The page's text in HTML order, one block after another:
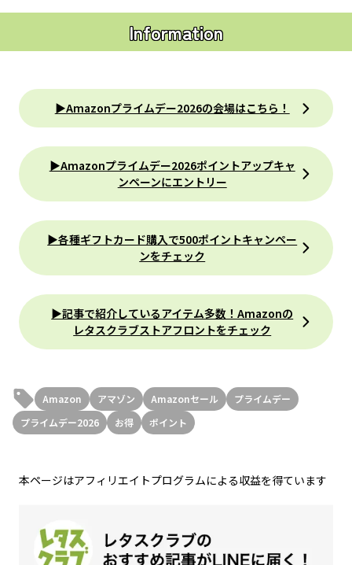
Information
▶︎Amazonプライムデー2026の会場はこちら！
▶︎Amazonプライムデー2026ポイントアップキャ
ンペーンにエントリー
▶︎各種ギフトカード購入で500ポイントキャンペー
ンをチェック
▶︎記事で紹介しているアイテム多数！Amazonの
レタスクラブストアフロントをチェック
Amazon アマゾン Amazonセール
プライムデー
プライムデー2026
お得 ポイント
本ページはアフィリエイトプログラムによる収益を得ています